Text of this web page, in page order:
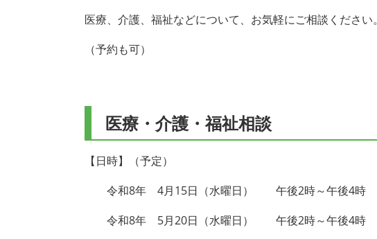
医療、介護、福祉などについて、お気軽にご相談ください。
（予約も可）
医療・介護・福祉相談
【日時】（予定）
令和8年 4月15日（水曜日） 午後2時～午後4時
令和8年 5月20日（水曜日） 午後2時～午後4時